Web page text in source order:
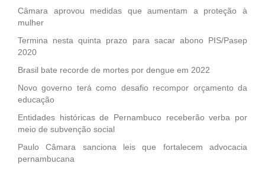
Câmara aprovou medidas que aumentam a proteção à
mulher
Termina nesta quinta prazo para sacar abono PIS/Pasep
2020
Brasil bate recorde de mortes por dengue em 2022
Novo governo terá como desafio recompor orçamento da
educação
Entidades históricas de Pernambuco receberão verba por
meio de subvenção social
Paulo Câmara sanciona leis que fortalecem advocacia
pernambucana